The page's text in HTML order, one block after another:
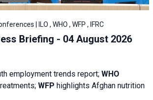
| ILO , WHO , WFP , IFRC
Briefing - 04 August 2026
employment trends report; WHO
WFP highlights Afghan nutrition